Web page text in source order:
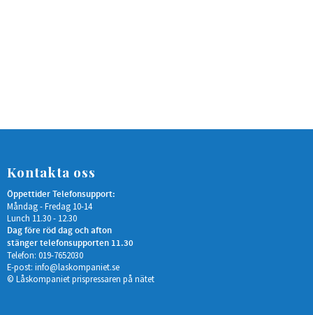
Kontakta oss
Öppettider Telefonsupport:
Måndag - Fredag 10-14
Lunch 11.30 - 12.30
Dag före röd dag och afton
stänger telefonsupporten 11.30
Telefon: 019-7652030
E-post: info@laskompaniet.se
© Låskompaniet prispressaren på nätet